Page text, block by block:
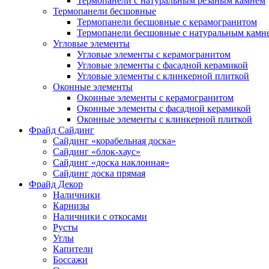
Термопанели бесшовные
Термопанели бесшовные с керамогранитом
Термопанели бесшовные с натуральным
Угловые элементы
Угловые элементы с керамогранитом
Угловые элементы с фасадной керамикой
Угловые элементы с клинкерной плиткой
Оконные элементы
Оконные элементы с керамогранитом
Оконные элементы с фасадной керамикой
Оконные элементы с клинкерной плиткой
Фрайд Сайдинг
Сайдинг «корабельная доска»
Сайдинг «блок-хаус»
Сайдинг «доска наклонная»
Сайдинг доска прямая
Фрайд Декор
Наличники
Карнизы
Наличники с откосами
Русты
Углы
Капители
Боссажи